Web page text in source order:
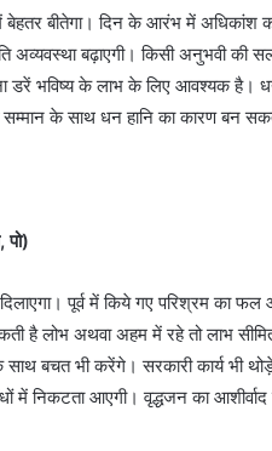
बीतेगा। दिन के आरंभ में अधिकांश
अव्यवस्था बढ़ाएगी। किसी अनुभवी
डरें भविष्य के लाभ के लिए आवश्यक है।
सम्मान के साथ धन हानि का कारण बन
पो)
पूर्व में किये गए परिश्रम का
है लोभ अथवा अहम में रहे तो लाभ
साथ बचत भी करेंगे। सरकारी कार्य भी
निकटता आएगी। वृद्धजन का आशीर्वाद